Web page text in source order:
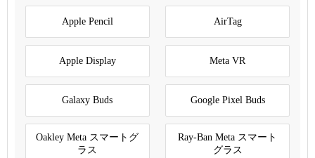
Apple Pencil AirTag
Apple Display Meta VR
Galaxy Buds Google Pixel Buds
Oakley Meta スマートグ
ラス
Ray-Ban Meta スマート
グラス